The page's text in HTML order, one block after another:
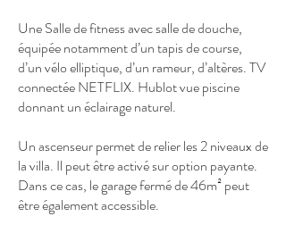
Une Salle de fitness avec salle de douche,
équipée notamment d’un tapis de course,
d’un vélo elliptique, d’un rameur, d’altères. TV
connectée NETFLIX. Hublot vue piscine
donnant un éclairage naturel.
Un ascenseur permet de relier les 2 niveaux de
la villa. Il peut être activé sur option payante.
Dans ce cas, le garage fermé de 46m² peut
être également accessible.